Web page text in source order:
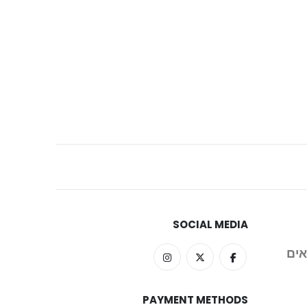
SOCIAL MEDIA
PAYMENT METHODS